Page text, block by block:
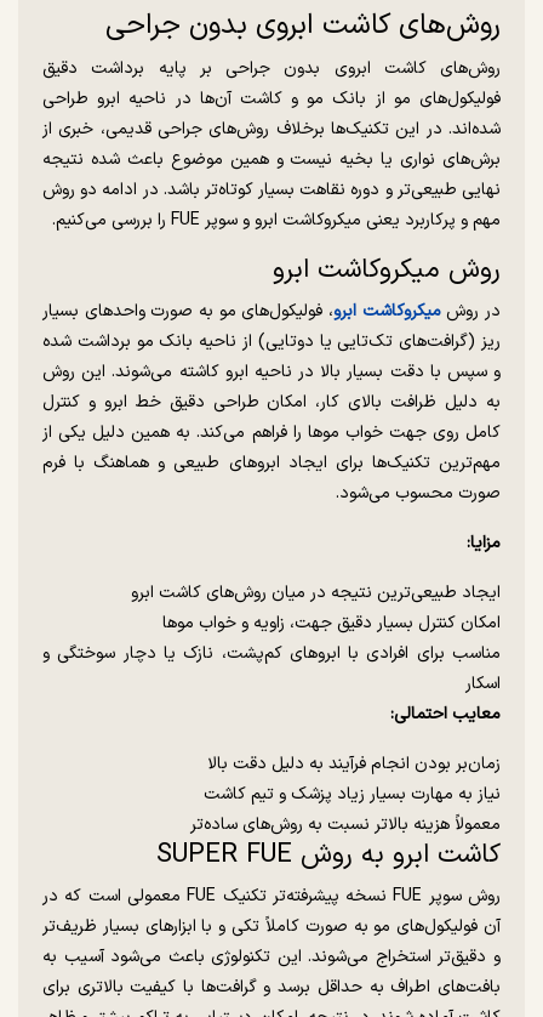
روش‌های کاشت ابروی بدون جراحی
روش‌های کاشت ابروی بدون جراحی بر پایه برداشت دقیق
فولیکول‌های مو از بانک مو و کاشت آن‌ها در ناحیه ابرو طراحی
شده‌اند. در این تکنیک‌ها برخلاف روش‌های جراحی قدیمی، خبری از
برش‌های نواری یا بخیه نیست و همین موضوع باعث شده نتیجه
نهایی طبیعی‌تر و دوره نقاهت بسیار کوتاه‌تر باشد. در ادامه دو روش
مهم و پرکاربرد یعنی میکروکاشت ابرو و سوپر FUE را بررسی می‌کنیم.
روش میکروکاشت ابرو
در روشمیکروکاشت ابرو، فولیکول‌های مو به صورت واحدهای بسیار
ریز (گرافت‌های تک‌تایی یا دوتایی) از ناحیه بانک مو برداشت شده
و سپس با دقت بسیار بالا در ناحیه ابرو کاشته می‌شوند. این روش
به دلیل ظرافت بالای کار، امکان طراحی دقیق خط ابرو و کنترل
کامل روی جهت خواب موها را فراهم می‌کند. به همین دلیل یکی از
مهم‌ترین تکنیک‌ها برای ایجاد ابروهای طبیعی و هماهنگ با فرم
صورت محسوب می‌شود.
مزایا:
ایجاد طبیعی‌ترین نتیجه در میان روش‌های کاشت ابرو
امکان کنترل بسیار دقیق جهت، زاویه و خواب موها
مناسب برای افرادی با ابروهای کم‌پشت، نازک یا دچار سوختگی و
اسکار
معایب احتمالی:
زمان‌بر بودن انجام فرآیند به دلیل دقت بالا
نیاز به مهارت بسیار زیاد پزشک و تیم کاشت
معمولاً هزینه بالاتر نسبت به روش‌های ساده‌تر
کاشت ابرو به روش SUPER FUE
روش سوپر FUE نسخه پیشرفته‌تر تکنیک FUE معمولی است که در
آن فولیکول‌های مو به صورت کاملاً تکی و با ابزارهای بسیار ظریف‌تر
و دقیق‌تر استخراج می‌شوند. این تکنولوژی باعث می‌شود آسیب به
بافت‌های اطراف به حداقل برسد و گرافت‌ها با کیفیت بالاتری برای